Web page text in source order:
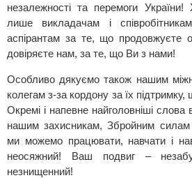
незалежності та перемоги
лише викладачам і
аспірантам за те, що продовжуєте
довіряєте нам, за те, що Ви з нами!
Особливо дякуємо також нашим
колегам з-за кордону за їх
Окремі і напевне найголовніші
нашим захисникам, Збройним силам
ми можемо працювати, навчати і
неосяжний! Ваш подвиг –
незнищенний!